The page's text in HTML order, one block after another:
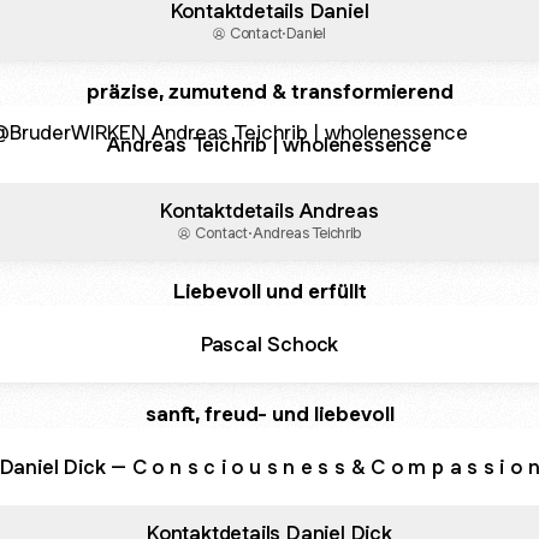
Kontaktdetails Daniel
Contact·Daniel
präzise, zumutend & transformierend
Andreas Teichrib | wholenessence
Kontaktdetails Andreas
Contact·Andreas Teichrib
Liebevoll und erfüllt
Pascal Schock
sanft, freud- und liebevoll
Daniel Dick – C o n s c i o u s n e s s & C o m p a s s i o n
Kontaktdetails Daniel Dick